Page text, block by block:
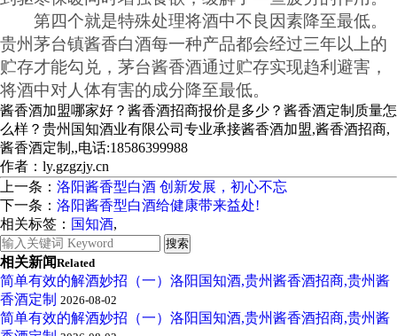
第四个就是特殊处理将酒中不良因素降至最低。
贵州茅台镇酱香白酒每一种产品都会经过三年以上的
贮存才能勾兑，茅台酱香酒通过贮存实现趋利避害，
将酒中对人体有害的成分降至最低。
酱香酒加盟哪家好？酱香酒招商报价是多少？酱香酒定制质量怎
么样？贵州国知酒业有限公司专业承接酱香酒加盟,酱香酒招商,
酱香酒定制,,电话:18586399988
作者：ly.gzgzjy.cn
上一条： 洛阳酱香型白酒 创新发展，初心不忘
下一条： 洛阳酱香型白酒给健康带来益处!
相关标签： 国知酒,
相关新闻Related
简单有效的解酒妙招（一）洛阳国知酒,贵州酱香酒招商,贵州酱
香酒定制 2026-08-02
简单有效的解酒妙招（一）洛阳国知酒,贵州酱香酒招商,贵州酱